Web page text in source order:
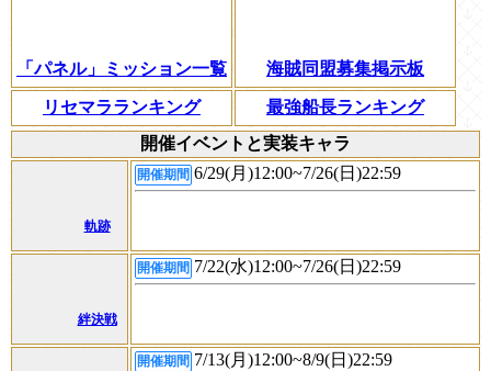
「パネル」ミッション一覧 海賊同盟募集掲示板
リセマラランキング
最強船長ランキング
開催イベントと実装キャラ
軌跡
開催期間 6/29(月)12:00~7/26(日)22:59
絆決戦
開催期間 7/22(水)12:00~7/26(日)22:59
開催期間 7/13(月)12:00~8/9(日)22:59